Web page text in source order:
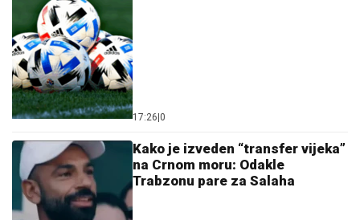
17:26 0
Kako je izveden “transfer vijeka”
na Crnom moru: Odakle
Trabzonu pare za Salaha